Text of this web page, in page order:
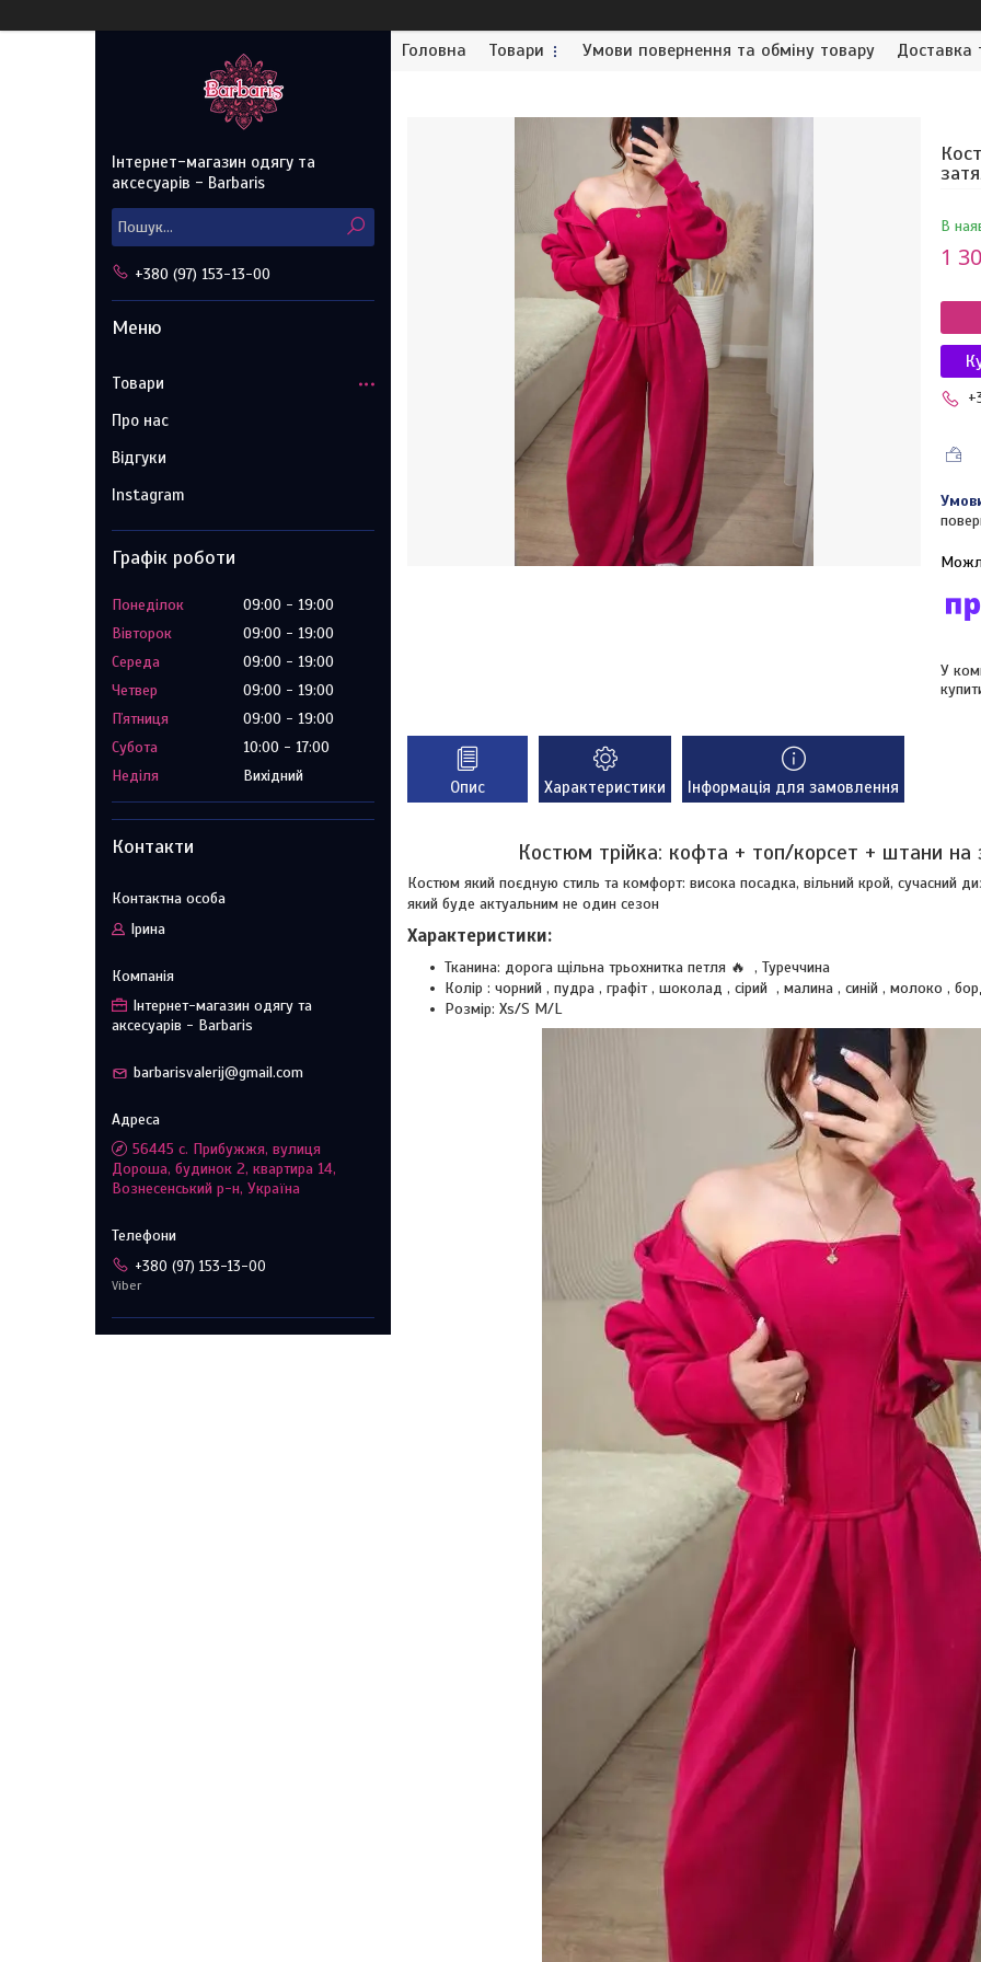
Головна Товари Умови повернення та обміну товару Доставка
В
1
У
Опис Характеристики Інформація для замовлення
Костюм трійка: кофта + топ/корсет + штани на
Костюм який поєдную стиль та комфорт: висока посадка, вільний крой, сучасний
який буде актуальним не один сезон
Характеристики:
Тканина: дорога щільна трьохнитка петля 🔥 , Туреччина
Колір : чорний , пудра , графіт , шоколад , сірий , малина , синій , молоко ,
Розмір: Xs/S M/L
Інтернет-магазин одягу та
аксесуарів - Barbaris
+380 (97) 153-13-00
Товари
Про нас
Відгуки
Instagram
Графік роботи
Понеділок 09:00
19:00
Вівторок
09:00
19:00
Середа
09:00
19:00
Четвер
09:00
19:00
Пʼятниця
09:00
19:00
Субота
10:00
17:00
Неділя
Вихідний
Контакти
Ірина
Інтернет-магазин одягу та
аксесуарів - Barbaris
barbarisvalerij@gmail.com
56445 с. Прибужжя, вулиця
Дороша, будинок 2, квартира 14,
Вознесенський р-н, Україна
+380 (97) 153-13-00
Viber